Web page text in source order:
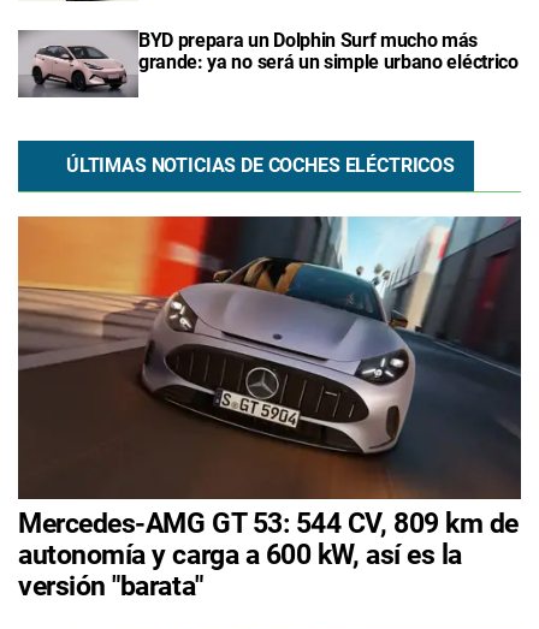
BYD prepara un Dolphin Surf mucho más
grande: ya no será un simple urbano eléctrico
ÚLTIMAS NOTICIAS DE COCHES ELÉCTRICOS
Mercedes-AMG GT 53: 544 CV, 809 km de
autonomía y carga a 600 kW, así es la
versión "barata"